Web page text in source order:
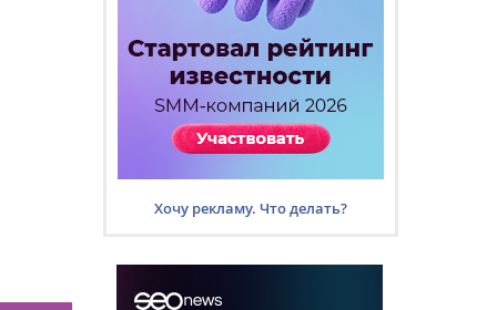
Хочу рекламу. Что делать?